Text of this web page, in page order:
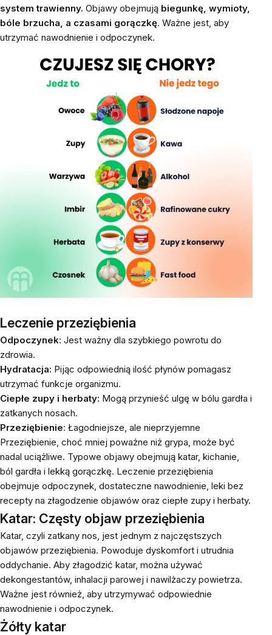
system trawienny. Objawy obejmują biegunkę, wymioty,
bóle brzucha, a czasami gorączkę. Ważne jest, aby
utrzymać nawodnienie i odpoczynek.
Leczenie przeziębienia
Odpoczynek: Jest ważny dla szybkiego powrotu do
zdrowia.
Hydratacja: Pijąc odpowiednią ilość płynów pomagasz
utrzymać funkcje organizmu.
Ciepłe zupy i herbaty: Mogą przynieść ulgę w bólu gardła i
zatkanych nosach.
Przeziębienie: Łagodniejsze, ale nieprzyjemne
Przeziębienie, choć mniej poważne niż grypa, może być
nadal uciążliwe. Typowe objawy obejmują katar, kichanie,
ból gardła i lekką gorączkę. Leczenie przeziębienia
obejmuje odpoczynek, dostateczne nawodnienie, leki bez
recepty na złagodzenie objawów oraz ciepłe zupy i herbaty.
Katar: Częsty objaw przeziębienia
Katar, czyli zatkany nos, jest jednym z najczęstszych
objawów przeziębienia. Powoduje dyskomfort i utrudnia
oddychanie. Aby złagodzić katar, można używać
dekongestantów, inhalacji parowej i nawilżaczy powietrza.
Ważne jest również, aby utrzymywać odpowiednie
nawodnienie i odpoczynek.
Żółty katar